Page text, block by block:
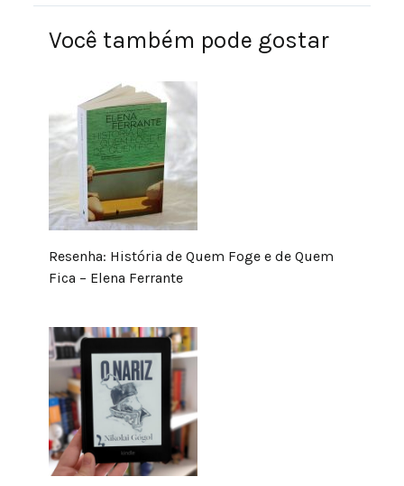
Você também pode gostar
Resenha: História de Quem Foge e de Quem
Fica – Elena Ferrante